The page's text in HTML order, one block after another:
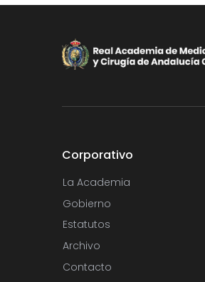
Corporativo
La Academia
Gobierno
Estatutos
Archivo
Contacto